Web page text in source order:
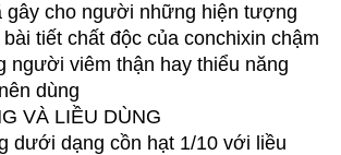
gây cho người những hiện tượng
tiết chất độc của conchixin chậm
người viêm thận hay thiểu năng
dùng
VÀ LIỀU DÙNG
dưới dạng cồn hạt 1/10 với liều